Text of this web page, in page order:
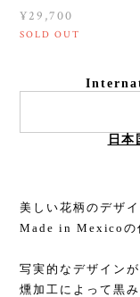
¥29,700
SOLD OUT
日
美しい花柄のデザ
Made in Mexicoの
写実的なデザイン
燻加工によって黒